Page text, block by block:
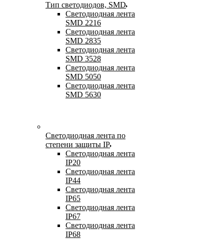
Тип светодиодов, SMD
Cветодиодная лента
SMD 2216
Светодиодная лента
SMD 2835
Светодиодная лента
SMD 3528
Светодиодная лента
SMD 5050
Светодиодная лента
SMD 5630
Светодиодная лента по
степени защиты IP
Светодиодная лента
IP20
Светодиодная лента
IP44
Светодиодная лента
IP65
Светодиодная лента
IP67
Светодиодная лента
IP68